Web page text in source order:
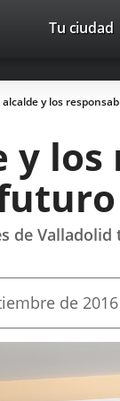
Tu ciudad
alcalde y los
y
de
de 2016